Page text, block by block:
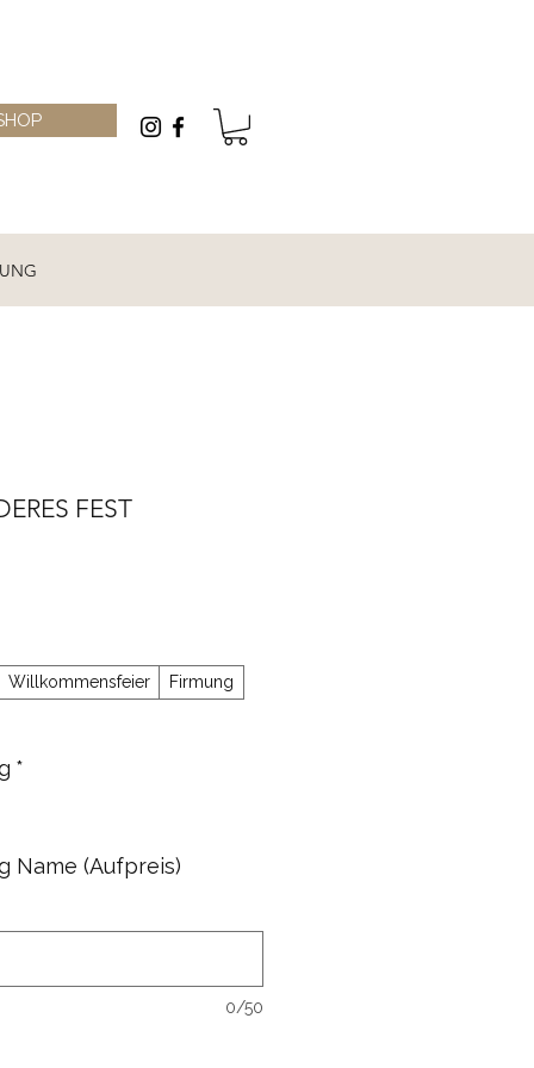
FEST
Willkommensfeier
Firmung
*
Name (Aufpreis)
0/50